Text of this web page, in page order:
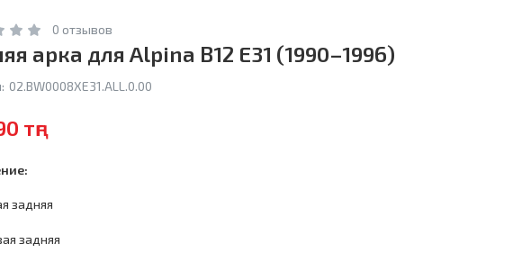
0 отзывов
арка для Alpina B12 E31 (1990–1996)
02.BW0008XE31.ALL.0.00
тңг
задняя
задняя